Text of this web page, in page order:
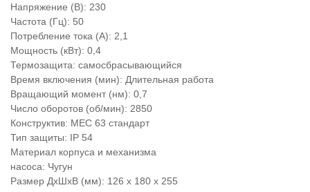
Напряжение (В): 230
Частота (Гц): 50
Потребление тока (А): 2,1
Мощность (кВт): 0,4
Термозащита: самосбрасывающийся
Время включения (мин): Длительная работа
Вращающий момент (нм): 0,7
Число оборотов (об/мин): 2850
Конструктив: MEC 63 стандарт
Тип защиты: IP 54
Материал корпуса и механизма
насоса: Чугун
Размер ДхШхВ (мм): 126 x 180 x 255